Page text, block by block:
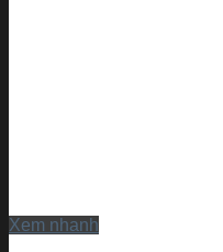
Xem nhanh